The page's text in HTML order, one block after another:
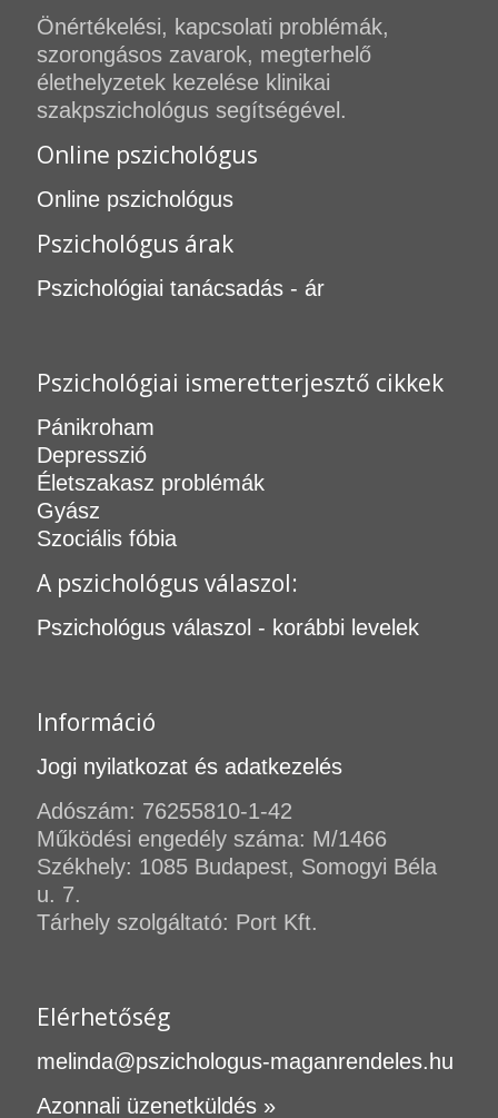
Önértékelési, kapcsolati problémák,
szorongásos zavarok, megterhelő
élethelyzetek kezelése klinikai
szakpszichológus segítségével.
Online pszichológus
Online pszichológus
Pszichológus árak
Pszichológiai tanácsadás - ár
Pszichológiai ismeretterjesztő cikkek
Pánikroham
Depresszió
Életszakasz problémák
Gyász
Szociális fóbia
A pszichológus válaszol:
Pszichológus válaszol - korábbi levelek
Információ
Jogi nyilatkozat és adatkezelés
Adószám: 76255810-1-42
Működési engedély száma: M/1466
Székhely: 1085 Budapest, Somogyi Béla
u. 7.
Tárhely szolgáltató: Port Kft.
Elérhetőség
melinda@pszichologus-maganrendeles.hu
Azonnali üzenetküldés »